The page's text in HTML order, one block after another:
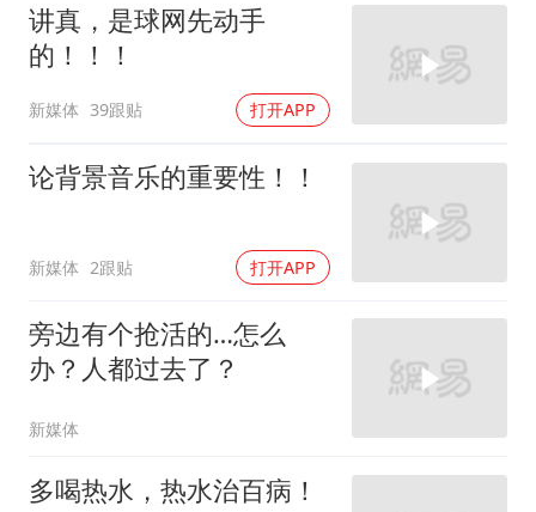
讲真，是球网先动手
的！！！
新媒体 39跟贴 打开APP
论背景音乐的重要性！！
新媒体 2跟贴 打开APP
旁边有个抢活的…怎么
办？人都过去了？
新媒体
多喝热水，热水治百病！